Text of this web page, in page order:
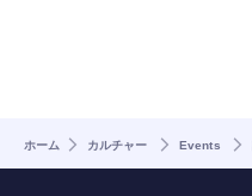
ホーム カルチャー Events